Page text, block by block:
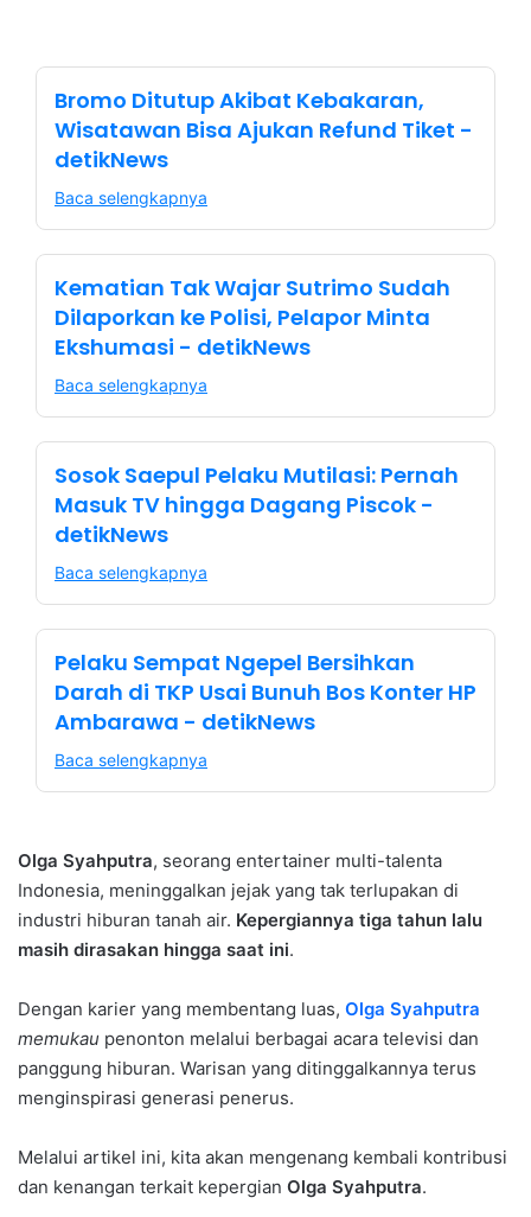
Bromo Ditutup Akibat Kebakaran,
Wisatawan Bisa Ajukan Refund Tiket -
detikNews
Baca selengkapnya
Kematian Tak Wajar Sutrimo Sudah
Dilaporkan ke Polisi, Pelapor Minta
Ekshumasi - detikNews
Baca selengkapnya
Sosok Saepul Pelaku Mutilasi: Pernah
Masuk TV hingga Dagang Piscok -
detikNews
Baca selengkapnya
Pelaku Sempat Ngepel Bersihkan
Darah di TKP Usai Bunuh Bos Konter HP
Ambarawa - detikNews
Baca selengkapnya
Olga Syahputra, seorang entertainer multi-talenta
Indonesia, meninggalkan jejak yang tak terlupakan di
industri hiburan tanah air. Kepergiannya tiga tahun lalu
masih dirasakan hingga saat ini.
Dengan karier yang membentang luas, Olga Syahputra
memukau penonton melalui berbagai acara televisi dan
panggung hiburan. Warisan yang ditinggalkannya terus
menginspirasi generasi penerus.
Melalui artikel ini, kita akan mengenang kembali kontribusi
dan kenangan terkait kepergian Olga Syahputra.